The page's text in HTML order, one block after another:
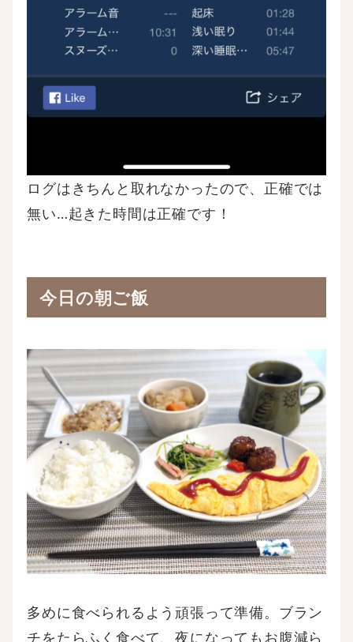
ログはきちんと取れなかったので、正確では
無い…起きた時間は正確です！
今日の朝ご飯
多めに食べられるよう頑張って準備。ブラン
チをたらふく食べて、夜になってもお腹減ら